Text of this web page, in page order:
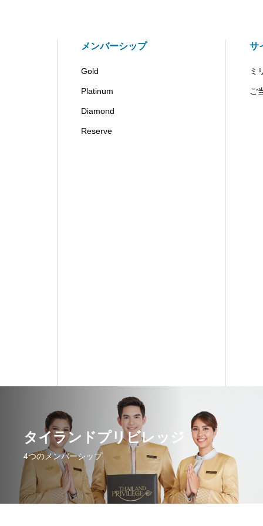
メンバーシップ
Gold
Platinum
Diamond
Reserve
サ
ミ
ご
タイランドプリビレッジ
4つのメンバーシップ